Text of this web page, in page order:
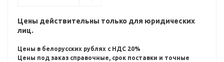
Цены действительны только для юридических
лиц.
Цены в белорусских рублях с НДС 20%
Цены под заказ справочные, срок поставки и точные